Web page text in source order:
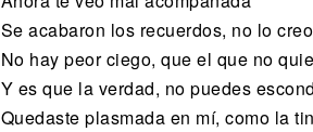
Se acabaron los recuerdos, no lo
No hay peor ciego, que el que no
Y es que la verdad, no puedes
Quedaste plasmada en mí, como la